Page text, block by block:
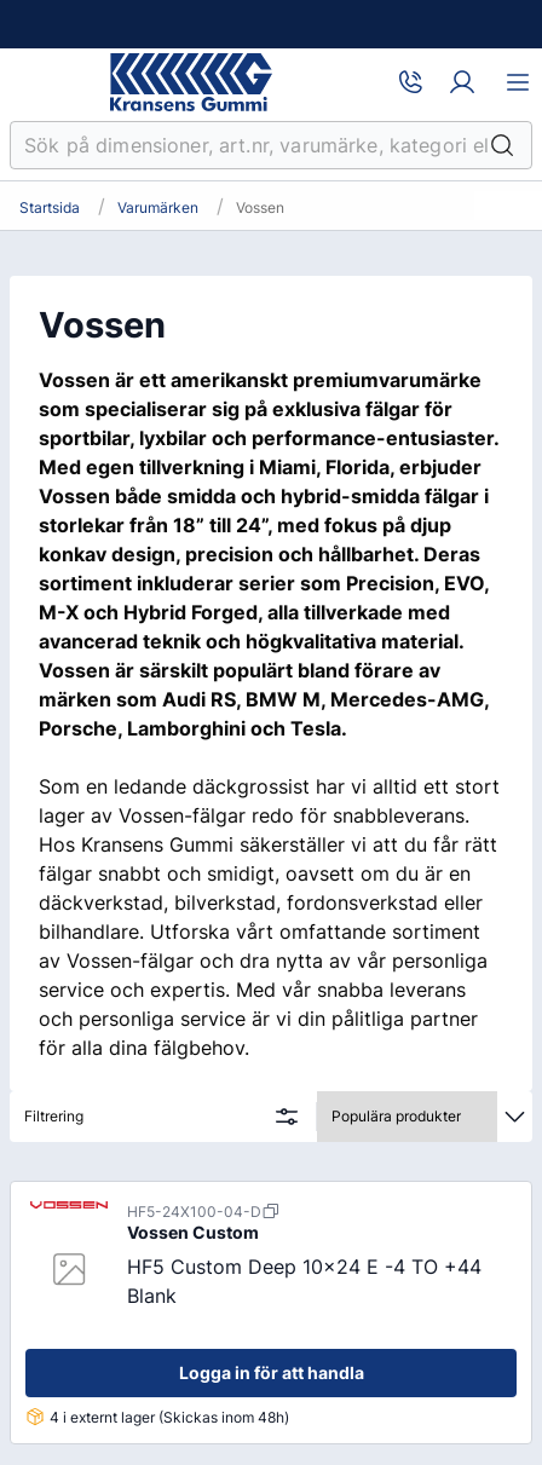
Startsida Varumärken Vossen
Vossen
Vossen är ett amerikanskt premiumvarumärke
som specialiserar sig på exklusiva fälgar för
sportbilar, lyxbilar och performance-entusiaster.
Med egen tillverkning i Miami, Florida, erbjuder
Vossen både smidda och hybrid-smidda fälgar i
storlekar från 18” till 24”, med fokus på djup
konkav design, precision och hållbarhet. Deras
sortiment inkluderar serier som Precision, EVO,
M-X och Hybrid Forged, alla tillverkade med
avancerad teknik och högkvalitativa material.
Vossen är särskilt populärt bland förare av
märken som Audi RS, BMW M, Mercedes-AMG,
Porsche, Lamborghini och Tesla.
Som en ledande däckgrossist har vi alltid ett stort
lager av Vossen-fälgar redo för snabbleverans.
Hos Kransens Gummi säkerställer vi att du får rätt
fälgar snabbt och smidigt, oavsett om du är en
däckverkstad, bilverkstad, fordonsverkstad eller
bilhandlare. Utforska vårt omfattande sortiment
av Vossen-fälgar och dra nytta av vår personliga
service och expertis. Med vår snabba leverans
och personliga service är vi din pålitliga partner
för alla dina fälgbehov.
Filtrering
HF5-24X100-04-D
Vossen Custom
HF5 Custom Deep 10x24 E -4 TO +44
Blank
Logga in för att handla
4 i externt lager (Skickas inom 48h)